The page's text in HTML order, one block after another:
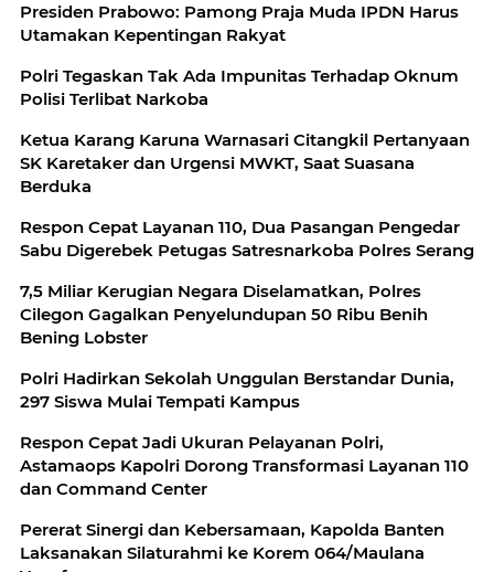
Presiden Prabowo: Pamong Praja Muda IPDN Harus
Utamakan Kepentingan Rakyat
Polri Tegaskan Tak Ada Impunitas Terhadap Oknum
Polisi Terlibat Narkoba
Ketua Karang Karuna Warnasari Citangkil Pertanyaan
SK Karetaker dan Urgensi MWKT, Saat Suasana
Berduka
Respon Cepat Layanan 110, Dua Pasangan Pengedar
Sabu Digerebek Petugas Satresnarkoba Polres Serang
7,5 Miliar Kerugian Negara Diselamatkan, Polres
Cilegon Gagalkan Penyelundupan 50 Ribu Benih
Bening Lobster
Polri Hadirkan Sekolah Unggulan Berstandar Dunia,
297 Siswa Mulai Tempati Kampus
Respon Cepat Jadi Ukuran Pelayanan Polri,
Astamaops Kapolri Dorong Transformasi Layanan 110
dan Command Center
Pererat Sinergi dan Kebersamaan, Kapolda Banten
Laksanakan Silaturahmi ke Korem 064/Maulana